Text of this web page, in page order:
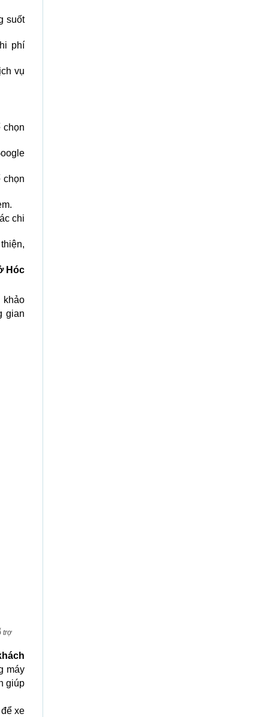
suốt
phí
vụ
chọn
chọn
chi
Hóc
khảo
gian
trợ
máy
giúp
xe